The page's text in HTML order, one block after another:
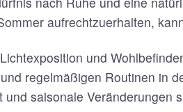
aufrechtzuerhalten,
und
regelmäßigen Routinen in
saisonale Veränderungen